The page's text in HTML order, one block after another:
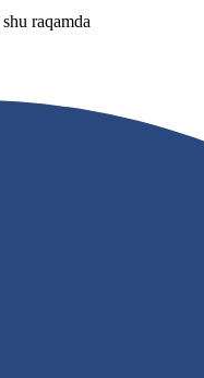
raqamda